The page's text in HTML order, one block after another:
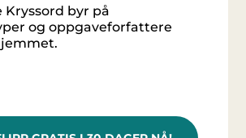
Kryssord byr på
og oppgaveforfattere